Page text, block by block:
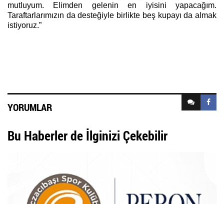
mutluyum. Elimden gelenin en iyisini yapacağım.
Taraftarlarımızın da desteğiyle birlikte beş kupayı da almak
istiyoruz.”
YORUMLAR
Bu Haberler de İlginizi Çekebilir